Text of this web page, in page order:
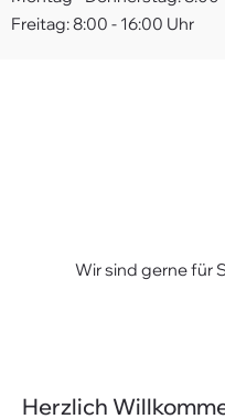
Freitag: 8:00 - 16:00 Uhr
Wir sind gerne für
Herzlich
Datenschutz